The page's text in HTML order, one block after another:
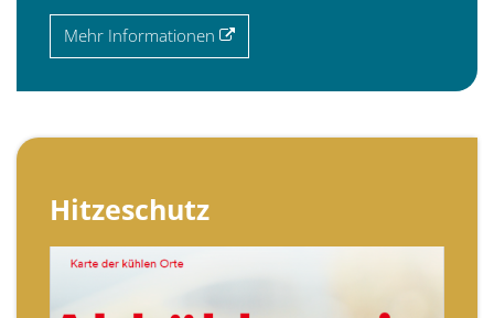
Mehr Informationen
Hitzeschutz